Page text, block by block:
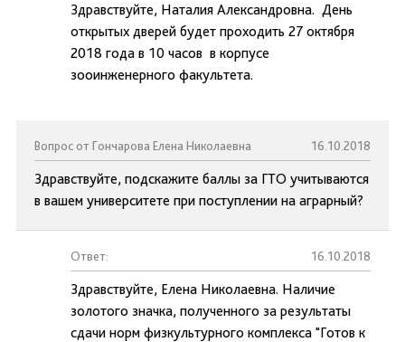
Здравствуйте, Наталия Александровна. День
открытых дверей будет проходить 27 октября
2018 года в 10 часов в корпусе
зооинженерного факультета.
Вопрос от Гончарова Елена Николаевна 16.10.2018
Здравствуйте, подскажите баллы за ГТО учитываются
в вашем университете при поступлении на аграрный?
Ответ: 16.10.2018
Здравствуйте, Елена Николаевна. Наличие
золотого значка, полученного за результаты
сдачи норм физкультурного комплекса "Готов к